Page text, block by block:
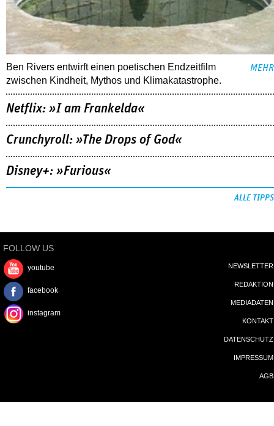
Ben Rivers entwirft einen poetischen Endzeitfilm
zwischen Kindheit, Mythos und Klimakatastrophe.
MEHR
Netflix: »I am Frankelda«
Crunchyroll: »The Drops of God«
Disney+: »Furious«
ALLE TIPPS
FOLLOW US
youtube
facebook
instagram
NEWSLETTER
REDAKTION
MEDIADATEN
KONTAKT
DATENSCHUTZ
IMPRESSUM
AGB